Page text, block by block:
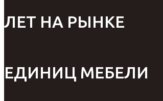
ЛЕТ НА РЫНКЕ
ЕДИНИЦ МЕБЕЛИ